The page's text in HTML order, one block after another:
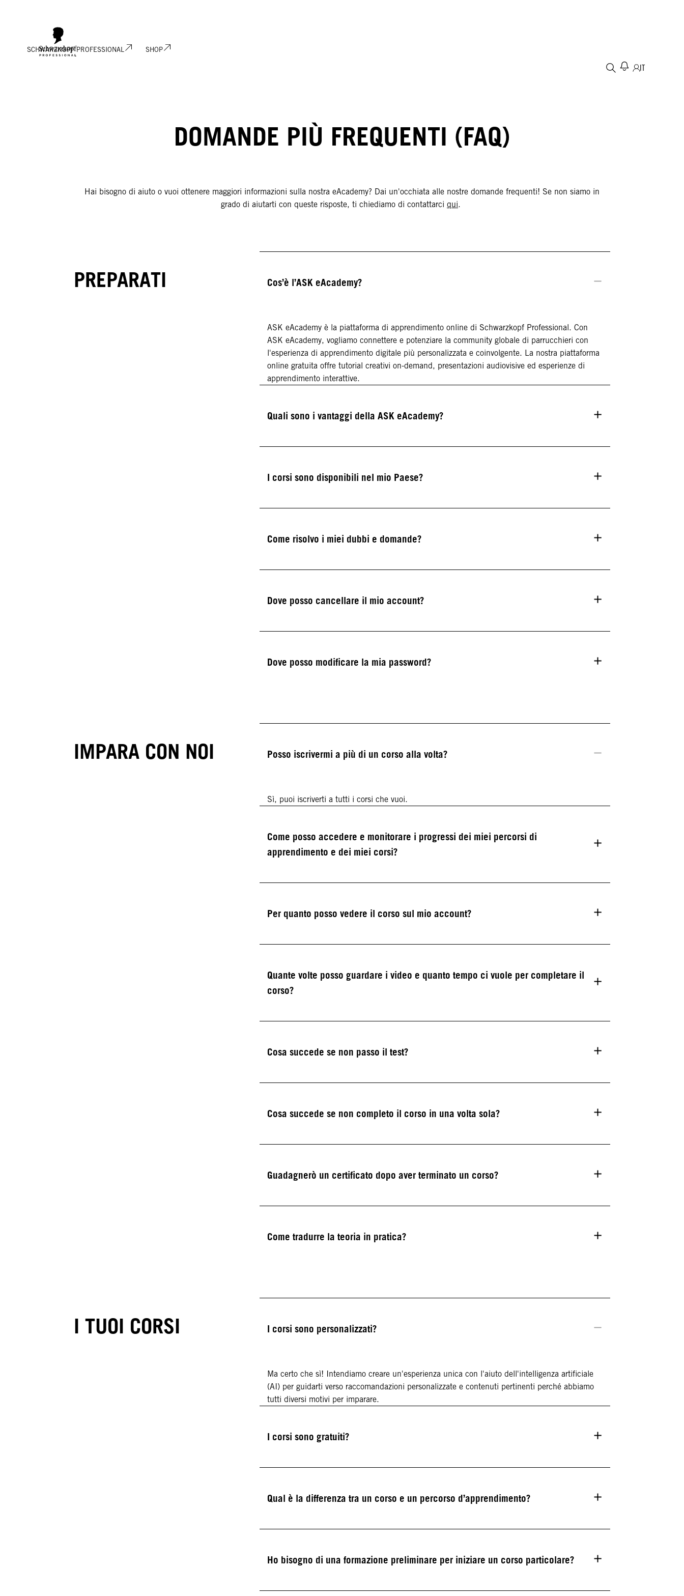
IT
SCHWARZKOPF PROFESSIONAL SHOP
DOMANDE PIÙ FREQUENTI (FAQ)
Hai bisogno di aiuto o vuoi ottenere maggiori informazioni sulla nostra eAcademy? Dai un'occhiata alle nostre domande frequenti! Se non siamo in
grado di aiutarti con queste risposte, ti chiediamo di contattarci qui.
PREPARATI Cos’è l’ASK eAcademy?
ASK eAcademy è la piattaforma di apprendimento online di Schwarzkopf Professional. Con
ASK eAcademy, vogliamo connettere e potenziare la community globale di parrucchieri con
l'esperienza di apprendimento digitale più personalizzata e coinvolgente. La nostra piattaforma
online gratuita offre tutorial creativi on-demand, presentazioni audiovisive ed esperienze di
apprendimento interattive.
Quali sono i vantaggi della ASK eAcademy?
I corsi sono disponibili nel mio Paese?
Come risolvo i miei dubbi e domande?
Dove posso cancellare il mio account?
Dove posso modificare la mia password?
IMPARA CON NOI Posso iscrivermi a più di un corso alla volta?
Sì, puoi iscriverti a tutti i corsi che vuoi.
Come posso accedere e monitorare i progressi dei miei percorsi di
apprendimento e dei miei corsi?
Per quanto posso vedere il corso sul mio account?
Quante volte posso guardare i video e quanto tempo ci vuole per completare il
corso?
Cosa succede se non passo il test?
Cosa succede se non completo il corso in una volta sola?
Guadagnerò un certificato dopo aver terminato un corso?
Come tradurre la teoria in pratica?
I TUOI CORSI I corsi sono personalizzati?
Ma certo che sì! Intendiamo creare un'esperienza unica con l'aiuto dell'intelligenza artificiale
(AI) per guidarti verso raccomandazioni personalizzate e contenuti pertinenti perché abbiamo
tutti diversi motivi per imparare.
I corsi sono gratuiti?
Qual è la differenza tra un corso e un percorso d’apprendimento?
Ho bisogno di una formazione preliminare per iniziare un corso particolare?